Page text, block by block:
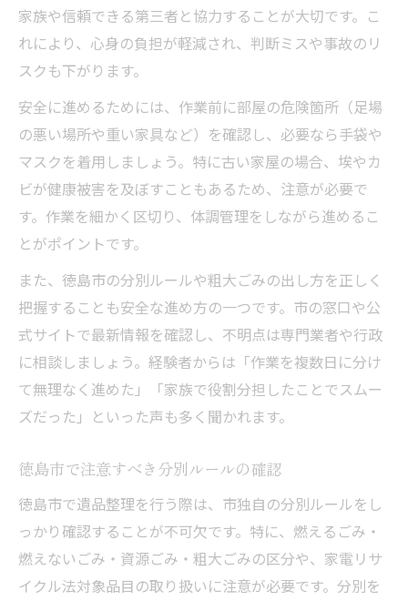
家族や信頼できる第三者と協力することが大切です。こ
れにより、心身の負担が軽減され、判断ミスや事故のリ
スクも下がります。
安全に進めるためには、作業前に部屋の危険箇所（足場
の悪い場所や重い家具など）を確認し、必要なら手袋や
マスクを着用しましょう。特に古い家屋の場合、埃やカ
ビが健康被害を及ぼすこともあるため、注意が必要で
す。作業を細かく区切り、体調管理をしながら進めるこ
とがポイントです。
また、徳島市の分別ルールや粗大ごみの出し方を正しく
把握することも安全な進め方の一つです。市の窓口や公
式サイトで最新情報を確認し、不明点は専門業者や行政
に相談しましょう。経験者からは「作業を複数日に分け
て無理なく進めた」「家族で役割分担したことでスムー
ズだった」といった声も多く聞かれます。
徳島市で注意すべき分別ルールの確認
徳島市で遺品整理を行う際は、市独自の分別ルールをし
っかり確認することが不可欠です。特に、燃えるごみ・
燃えないごみ・資源ごみ・粗大ごみの区分や、家電リサ
イクル法対象品目の取り扱いに注意が必要です。分別を